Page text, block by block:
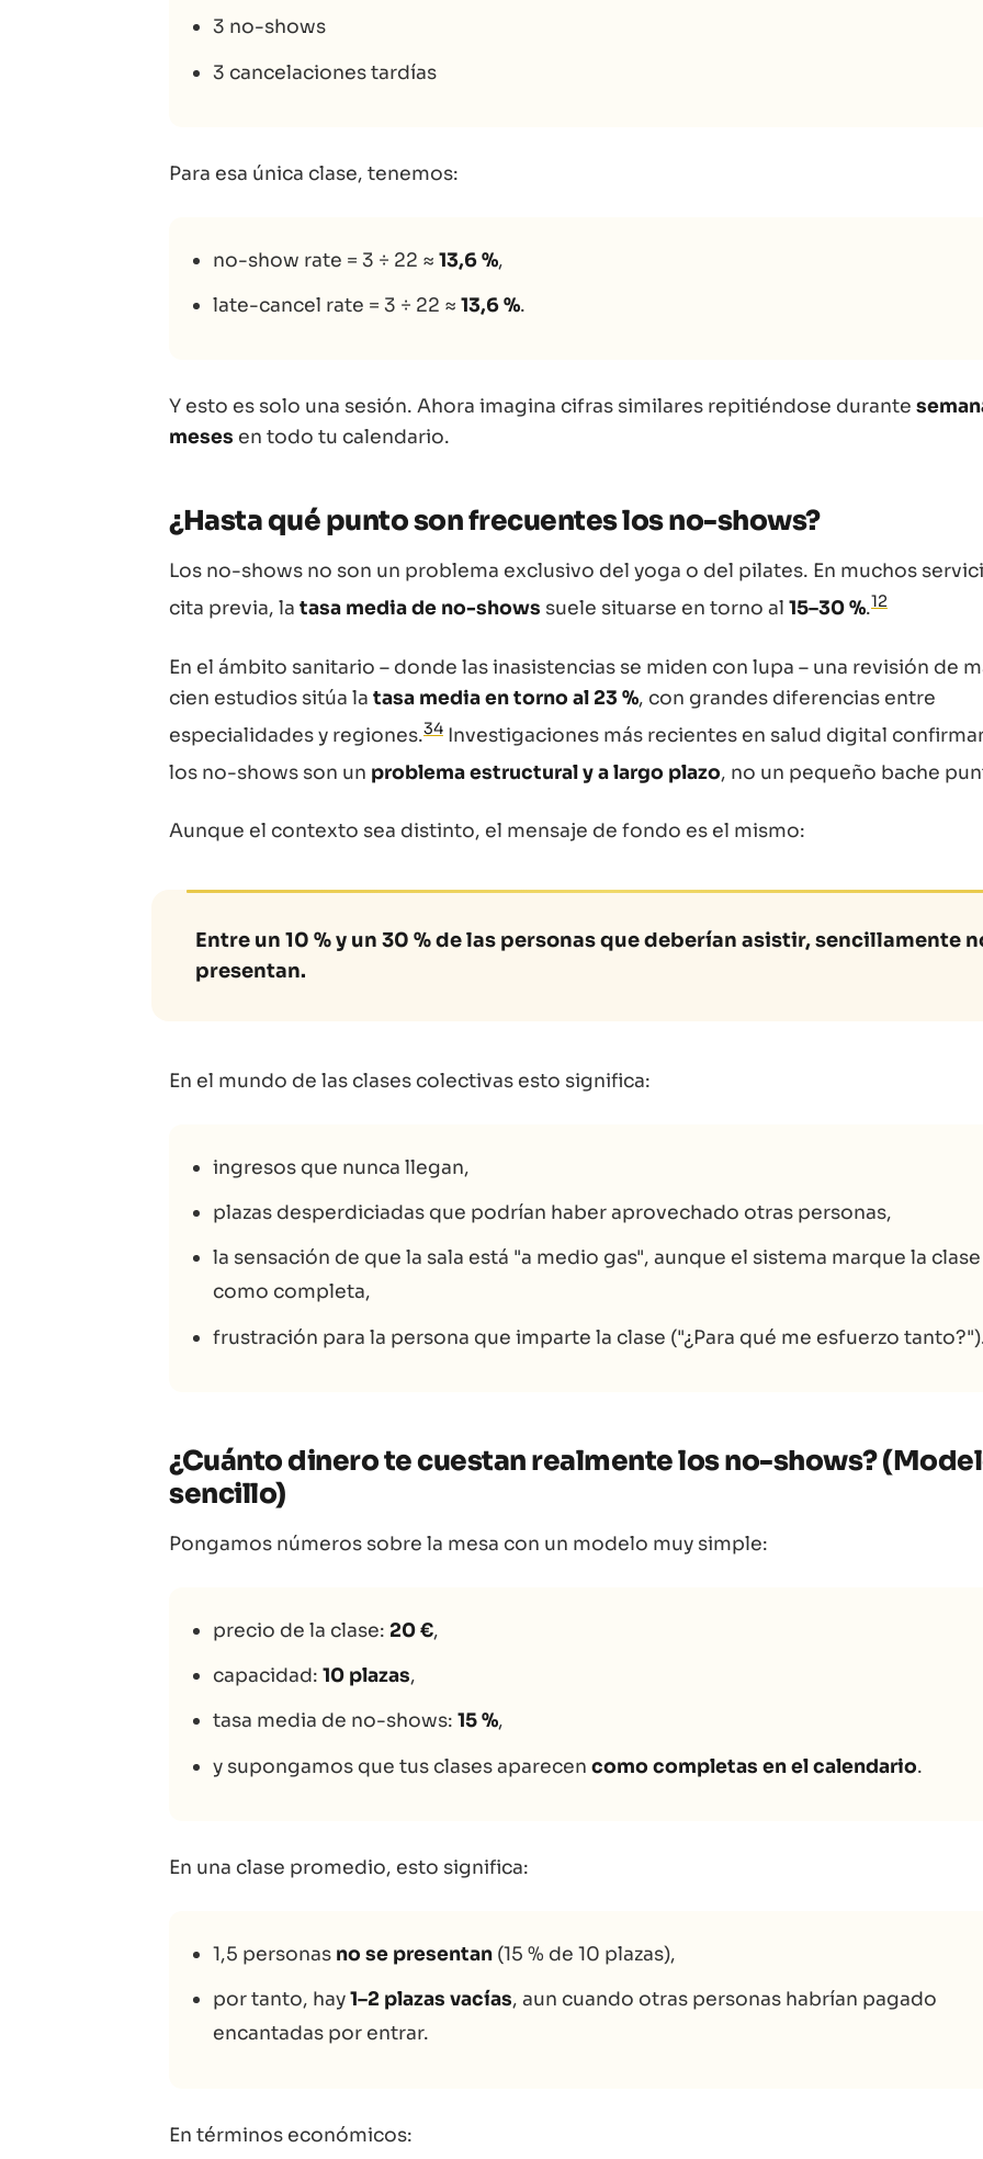
3 no-shows
3 cancelaciones tardías
Para esa única clase, tenemos:
no-show rate = 3 ÷ 22 ≈ 13,6 %,
late-cancel rate = 3 ÷ 22 ≈ 13,6 %.
Y esto es solo una sesión. Ahora imagina cifras similares repitiéndose durante
meses en todo tu calendario.
¿Hasta qué punto son frecuentes los no-shows?
Los no-shows no son un problema exclusivo del yoga o del pilates. En muchos
cita previa, la tasa media de no-shows suele situarse en torno al 15–30 %.12
En el ámbito sanitario – donde las inasistencias se miden con lupa – una revisión de
cien estudios sitúa la tasa media en torno al 23 %, con grandes diferencias entre
especialidades y regiones.34 Investigaciones más recientes en salud digital
los no-shows son un problema estructural y a largo plazo, no un pequeño bache
Aunque el contexto sea distinto, el mensaje de fondo es el mismo:
Entre un 10 % y un 30 % de las personas que deberían asistir, sencillamente
presentan.
En el mundo de las clases colectivas esto significa:
ingresos que nunca llegan,
plazas desperdiciadas que podrían haber aprovechado otras personas,
la sensación de que la sala está "a medio gas", aunque el sistema marque la clase
como completa,
frustración para la persona que imparte la clase ("¿Para qué me esfuerzo
¿Cuánto dinero te cuestan realmente losno-shows?
sencillo)
Pongamos números sobre la mesa con un modelo muy simple:
precio de la clase: 20 €,
capacidad: 10 plazas,
tasa media de no-shows: 15 %,
y supongamos que tus clases aparecen como completas en el calendario.
En una clase promedio, esto significa:
1,5 personas no se presentan (15 % de 10 plazas),
por tanto, hay1–2 plazas vacías, aun cuando otras personas habrían pagado
encantadas por entrar.
En términos económicos: